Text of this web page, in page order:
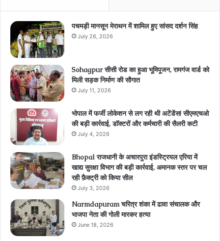
पचमड़ी मानसून मेराथन में शामिल हुए सांसद दर्शन सिंह
July 26, 2026
Sohagpur सीसी रोड का हुआ भूमिपूजन, रामगंज वार्ड को
मिली सड़क निर्माण की सौगात
July 11, 2026
भोपाल में फर्जी लोकेशन से लग रही थी अटेंडेंस! सीएमएचओ
की बड़ी कार्रवाई, डॉक्टरों और कर्मचारी की सैलरी कटी
July 4, 2026
Bhopal राजधानी के अचारपुरा इंडस्ट्रियल एरिया में
खाद्य सुरक्षा विभाग की बड़ी कार्रवाई, अमानक स्तर पर चल
रही फ़ैक्ट्री को किया सील
July 3, 2026
Narmdapuram चरित्र शंका में ढावा संचालक और
भाजपा नेता की गोली मारकर हत्या
June 18, 2026